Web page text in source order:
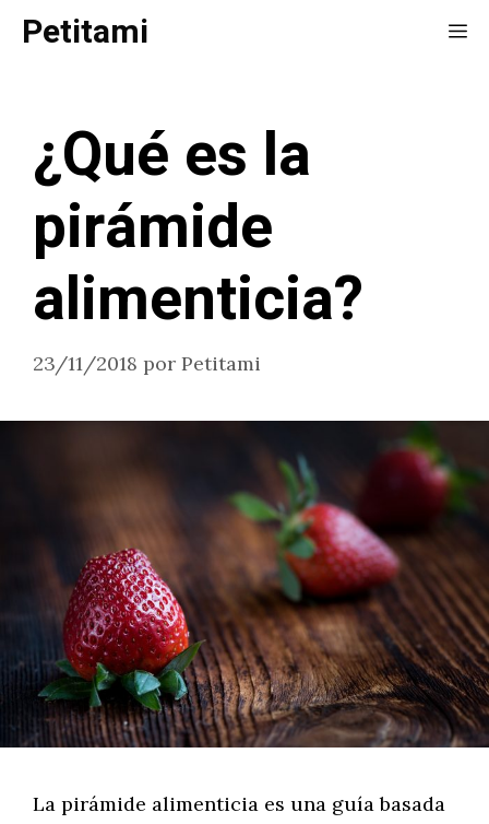
SaltarPetitami
¿Qué es la
pirámide
alimenticia?
23/11/2018 por Petitami
La pirámide alimenticia es una guía basada